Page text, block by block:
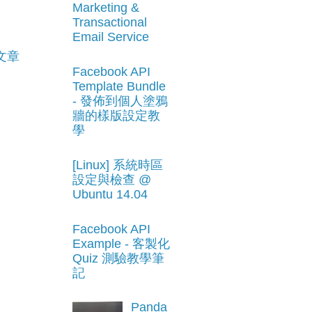
章
Marketing &
Transactional
Email Service
Facebook API
Template Bundle
- 發佈到個人塗鴉
牆的樣版設定教
學
[Linux] 系統時區
設定與檢查 @
Ubuntu 14.04
Facebook API
Example - 客製化
Quiz 測驗教學筆
記
Panda